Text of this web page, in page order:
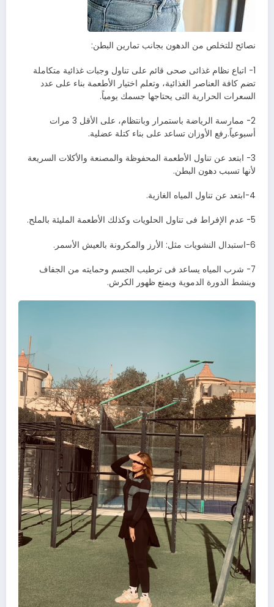
نصائح للتخلص من الدهون بجانب تمارين البطن:
1- اتباع نظام غذائى صحى قائم على تناول وجبات غذائية متكاملة
تضم كافة العناصر الغذائية، وتعلم اختيار الأطعمة بناء على عدد
السعرات الحرارية التى يحتاجها جسمك يومياً.
2- ممارسة الرياضة باستمرار وبانتظام، على الأقل 3 مرات
أسبوعياً.رفع الأوزان تساعد على بناء كتلة عضلية.
3- ابتعد عن تناول الأطعمة المحفوظة والمصنعة والأكلات السريعة
لأنها تسبب دهون البطن.
4-ابتعد عن تناول المياه الغازية.
5- عدم الإفراط فى تناول الحلويات وكذلك الأطعمة المليئة بالملح.
6-استبدال النشويات مثل: الأرز والمكرونة بالعيش الأسمر.
7- شرب المياه يساعد فى ترطيب الجسم وحمايته من الجفاف
وينشط الدورة الدموية ويمنع ظهور الكرش.